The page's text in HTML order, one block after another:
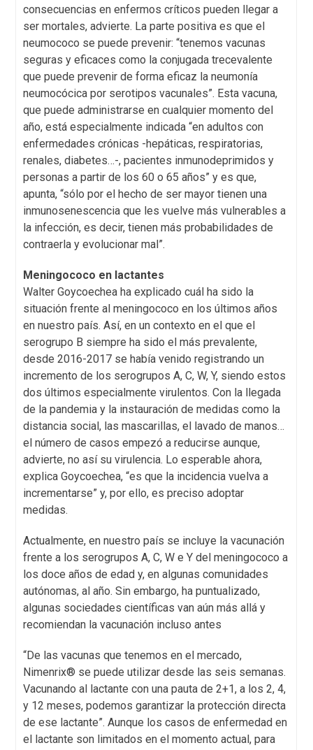
consecuencias en enfermos críticos pueden llegar a
ser mortales, advierte. La parte positiva es que el
neumococo se puede prevenir: “tenemos vacunas
seguras y eficaces como la conjugada trecevalente
que puede prevenir de forma eficaz la neumonía
neumocócica por serotipos vacunales”. Esta vacuna,
que puede administrarse en cualquier momento del
año, está especialmente indicada “en adultos con
enfermedades crónicas -hepáticas, respiratorias,
renales, diabetes…-, pacientes inmunodeprimidos y
personas a partir de los 60 o 65 años” y es que,
apunta, “sólo por el hecho de ser mayor tienen una
inmunosenescencia que les vuelve más vulnerables a
la infección, es decir, tienen más probabilidades de
contraerla y evolucionar mal”.
Meningococo en lactantes
Walter Goycoechea ha explicado cuál ha sido la
situación frente al meningococo en los últimos años
en nuestro país. Así, en un contexto en el que el
serogrupo B siempre ha sido el más prevalente,
desde 2016-2017 se había venido registrando un
incremento de los serogrupos A, C, W, Y, siendo estos
dos últimos especialmente virulentos. Con la llegada
de la pandemia y la instauración de medidas como la
distancia social, las mascarillas, el lavado de manos…
el número de casos empezó a reducirse aunque,
advierte, no así su virulencia. Lo esperable ahora,
explica Goycoechea, “es que la incidencia vuelva a
incrementarse” y, por ello, es preciso adoptar
medidas.
Actualmente, en nuestro país se incluye la vacunación
frente a los serogrupos A, C, W e Y del meningococo a
los doce años de edad y, en algunas comunidades
autónomas, al año. Sin embargo, ha puntualizado,
algunas sociedades científicas van aún más allá y
recomiendan la vacunación incluso antes
“De las vacunas que tenemos en el mercado,
Nimenrix® se puede utilizar desde las seis semanas.
Vacunando al lactante con una pauta de 2+1, a los 2, 4,
y 12 meses, podemos garantizar la protección directa
de ese lactante”. Aunque los casos de enfermedad en
el lactante son limitados en el momento actual, para